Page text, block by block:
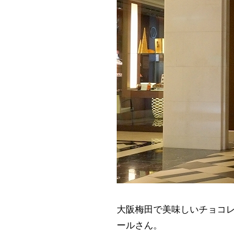
大阪梅田で美味しいチョコ
ールさん。